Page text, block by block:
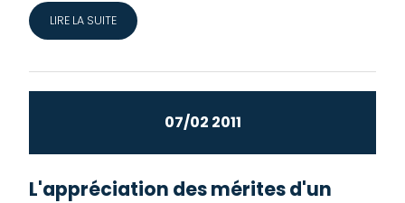
LIRE LA SUITE
07/02 2011
L'appréciation des mérites d'un